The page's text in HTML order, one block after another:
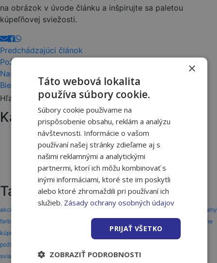
na obrázok v úvode článku a inšpirujte sa paletou
kúpeľňovej sviežosti.
Predchádzajúci článok
Požičajte si len za body - vertikutátor pre verných
Nasledujúci článok
Biela interiérová farba Emporio
Hľadať:
Kategórie článkov
Akcie a novinky
Ako na to
Tipy a triky
Vernostný program
Tagy
akcia benefity darčeky drevo dvere
dvere a podlahy
farby a laky
karta partnera katalóg
kúpeľne
kúpeľňa
nakupuj a užívaj náradie odmeny
požičovňa
sviatky
vernostné programy vernostný program vianoce
×
Táto webová lokalita
používa súbory cookie.
Súbory cookie používame na
prispôsobenie obsahu, reklám a analýzu
návštevnosti. Informácie o vašom
používaní našej stránky zdieľame aj s
našimi reklamnými a analytickými
partnermi, ktorí ich môžu kombinovať s
inými informáciami, ktoré ste im poskytli
alebo ktoré zhromaždili pri používaní ich
služieb. Zásady ochrany osobných údajov
PRIJAŤ VŠETKO
ZOBRAZIŤ PODROBNOSTI